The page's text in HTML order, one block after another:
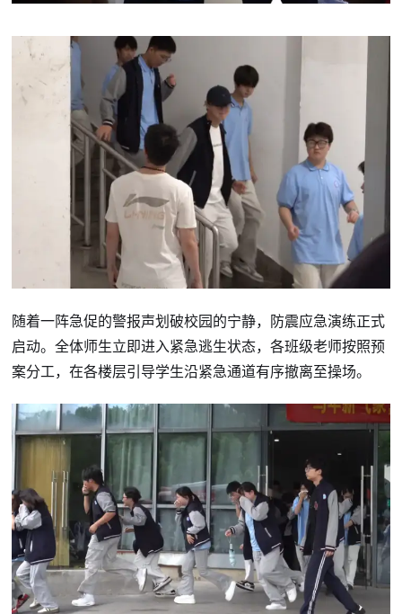
随着一阵急促的警报声划破校园的宁静，防震应急演练正式
启动。全体师生立即进入紧急逃生状态，各班级老师按照预
案分工，在各楼层引导学生沿紧急通道有序撤离至操场。